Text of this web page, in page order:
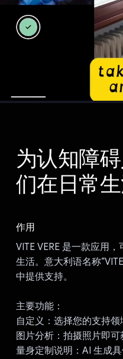
为认知障
们在日常
作用
VITE VERE 是一款应用
生活。意大利语名称
中提供支持。
主要功能：
自定义：选择您的支持领
图片分析：拍摄照片即
量身定制说明：AI 生成